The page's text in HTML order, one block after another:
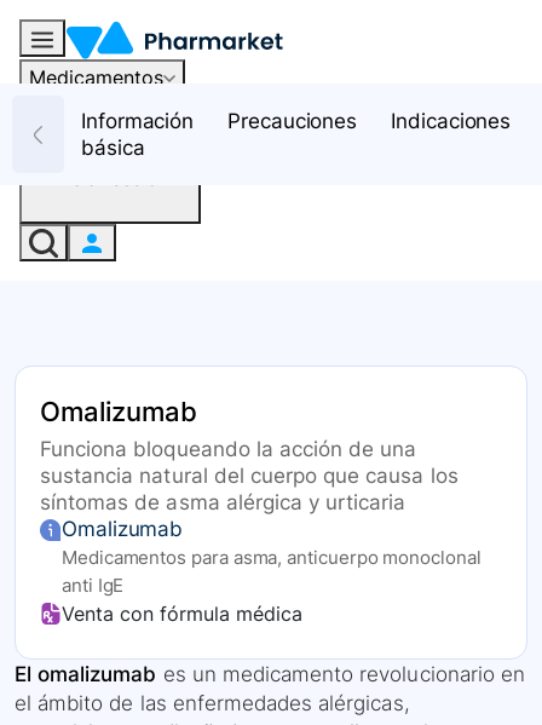
Medicamentos
RecursosInformación
básica
Precauciones Indicaciones
Omalizumab
Funciona bloqueando la acción de una
sustancia natural del cuerpo que causa los
síntomas de asma alérgica y urticaria
Omalizumab
Medicamentos para asma, anticuerpo monoclonal
anti IgE
Venta con fórmula médica
El omalizumab es un medicamento revolucionario en
el ámbito de las enfermedades alérgicas,